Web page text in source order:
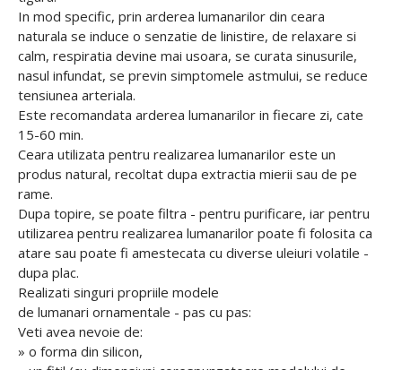
In mod specific, prin arderea lumanarilor din ceara
naturala se induce o senzatie de linistire, de relaxare si
calm, respiratia devine mai usoara, se curata sinusurile,
nasul infundat, se previn simptomele astmului, se reduce
tensiunea arteriala.
Este recomandata arderea lumanarilor in fiecare zi, cate
15-60 min.
Ceara utilizata pentru realizarea lumanarilor este un
produs natural, recoltat dupa extractia mierii sau de pe
rame.
Dupa topire, se poate filtra - pentru purificare, iar pentru
utilizarea pentru realizarea lumanarilor poate fi folosita ca
atare sau poate fi amestecata cu diverse uleiuri volatile -
dupa plac.
Realizati singuri propriile modele
de lumanari ornamentale - pas cu pas:
Veti avea nevoie de:
» o forma din silicon,